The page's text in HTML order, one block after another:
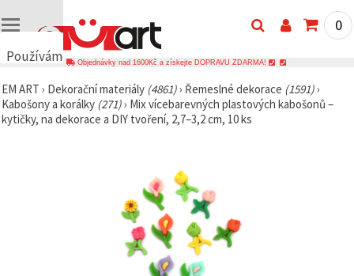
Používáme
🍪
Používáme
cookies a
0
Objednávky nad 1600Kč a získejte DOPRAVU ZDARMA!
EM ART › Dekorační materiály (4861)› Řemeslné dekorace (1591)›
Kabošony a korálky (271)› Mix vícebarevných plastových kabošonů –
kytičky, na dekorace a DIY tvoření, 2,7–3,2 cm, 10 ks